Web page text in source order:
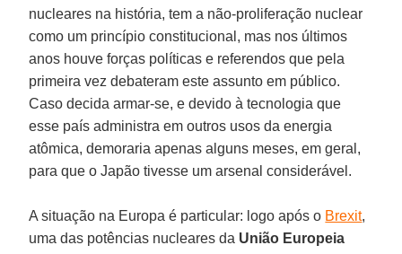
nucleares na história, tem a não-proliferação nuclear
como um princípio constitucional, mas nos últimos
anos houve forças políticas e referendos que pela
primeira vez debateram este assunto em público.
Caso decida armar-se, e devido à tecnologia que
esse país administra em outros usos da energia
atômica, demoraria apenas alguns meses, em geral,
para que o Japão tivesse um arsenal considerável.
A situação na Europa é particular: logo após o Brexit,
uma das potências nucleares da União Europeia